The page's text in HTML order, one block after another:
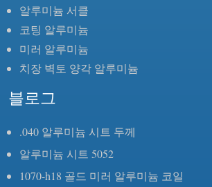
알루미늄 서클
코팅 알루미늄
미러 알루미늄
치장 벽토 양각 알루미늄
블로그
.040 알루미늄 시트 두께
알루미늄 시트 5052
1070-h18 골드 미러 알루미늄 코일